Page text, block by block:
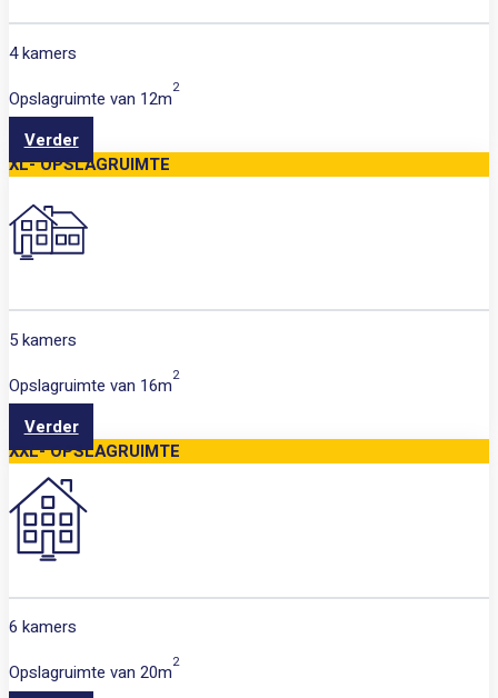
4 kamers
Opslagruimte van 12m2
Verder
XL- OPSLAGRUIMTE
5 kamers
Opslagruimte van 16m2
Verder
XXL- OPSLAGRUIMTE
6 kamers
Opslagruimte van 20m2